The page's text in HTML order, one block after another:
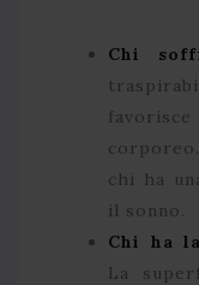
Chi
chi ha
il sonno.
Chi ha
La